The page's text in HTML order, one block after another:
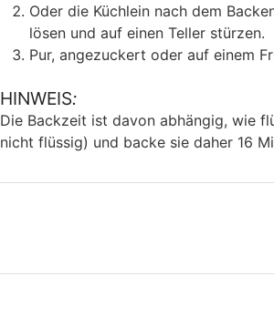
Oder die Küchlein nach dem
lösen und auf einen Teller stürzen.
Pur, angezuckert oder auf einem
HINWEIS:
Die Backzeit ist davon abhängig, wie
nicht flüssig) und backe sie daher 16